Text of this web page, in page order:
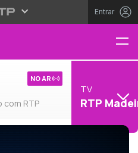
Entrar
com RTP
NO AR
TV
RTP